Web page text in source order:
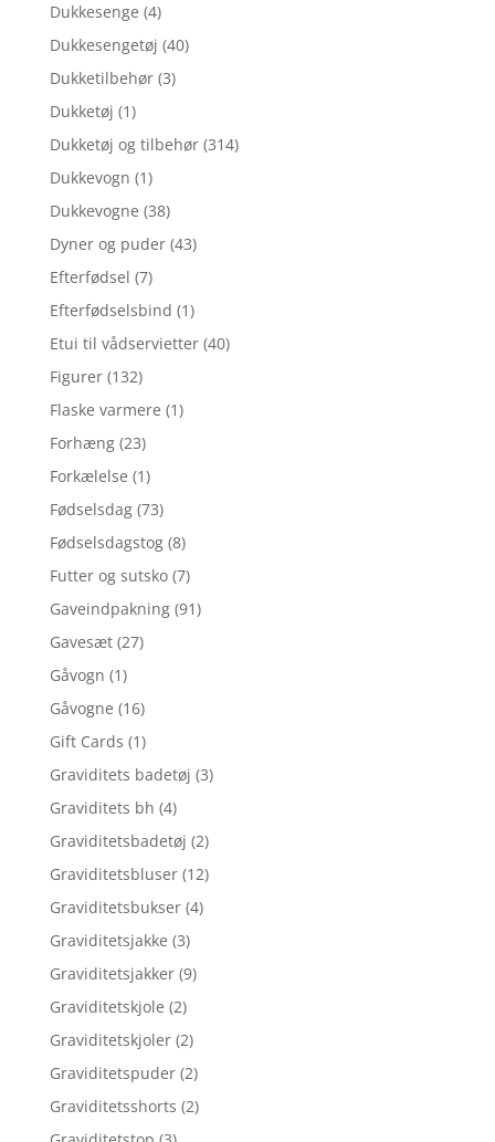
Dukkesenge (4)
Dukkesengetøj (40)
Dukketilbehør (3)
Dukketøj (1)
Dukketøj og tilbehør (314)
Dukkevogn (1)
Dukkevogne (38)
Dyner og puder (43)
Efterfødsel (7)
Efterfødselsbind (1)
Etui til vådservietter (40)
Figurer (132)
Flaske varmere (1)
Forhæng (23)
Forkælelse (1)
Fødselsdag (73)
Fødselsdagstog (8)
Futter og sutsko (7)
Gaveindpakning (91)
Gavesæt (27)
Gåvogn (1)
Gåvogne (16)
Gift Cards (1)
Graviditets badetøj (3)
Graviditets bh (4)
Graviditetsbadetøj (2)
Graviditetsbluser (12)
Graviditetsbukser (4)
Graviditetsjakke (3)
Graviditetsjakker (9)
Graviditetskjole (2)
Graviditetskjoler (2)
Graviditetspuder (2)
Graviditetsshorts (2)